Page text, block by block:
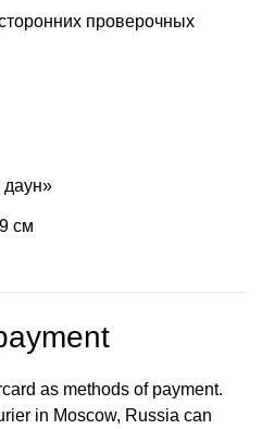
проверочных
даун»
см
as methods of payment.
in Moscow, Russia can